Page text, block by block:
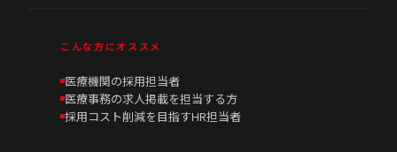
こんな方にオススメ
医療機関の採用担当者
医療事務の求人掲載を担当する方
採用コスト削減を目指すHR担当者